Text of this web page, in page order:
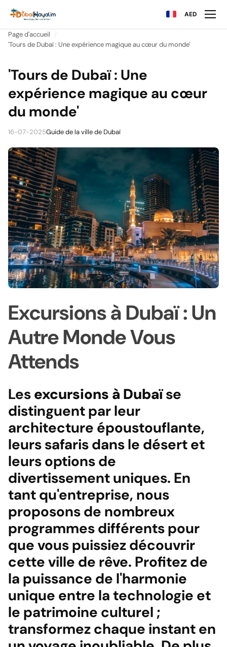
AED
Page d'accueil
'Tours de Dubaï : Une expérience magique au cœur du monde'
'Tours de Dubaï : Une
expérience magique au cœur
du monde'
16-07-2025Guide de la ville de Dubaï
Excursions à Dubaï : Un
Autre Monde Vous
Attends
Lesexcursions à Dubaïse
distinguent par leur
architecture époustouflante,
leurs safaris dans le désert et
leurs options de
divertissement uniques. En
tant qu'entreprise, nous
proposons de nombreux
programmes différents pour
que vous puissiez découvrir
cette ville de rêve. Profitez de
la puissance de l'harmonie
unique entre la technologie et
le patrimoine culturel ;
transformez chaque instant en